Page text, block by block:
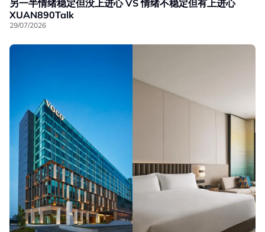
另一半情绪稳定但没上进心 VS 情绪不稳定但有上进心
XUAN890Talk
29/07/2026